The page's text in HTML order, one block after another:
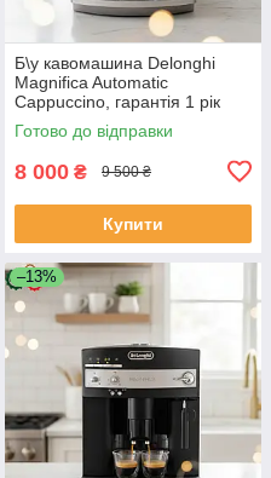
Б\у кавомашина Delonghi
Magnifica Automatic
Cappuccino, гарантія 1 рік
Готово до відправки
8 000 ₴ 9 500 ₴
Купити
–13%